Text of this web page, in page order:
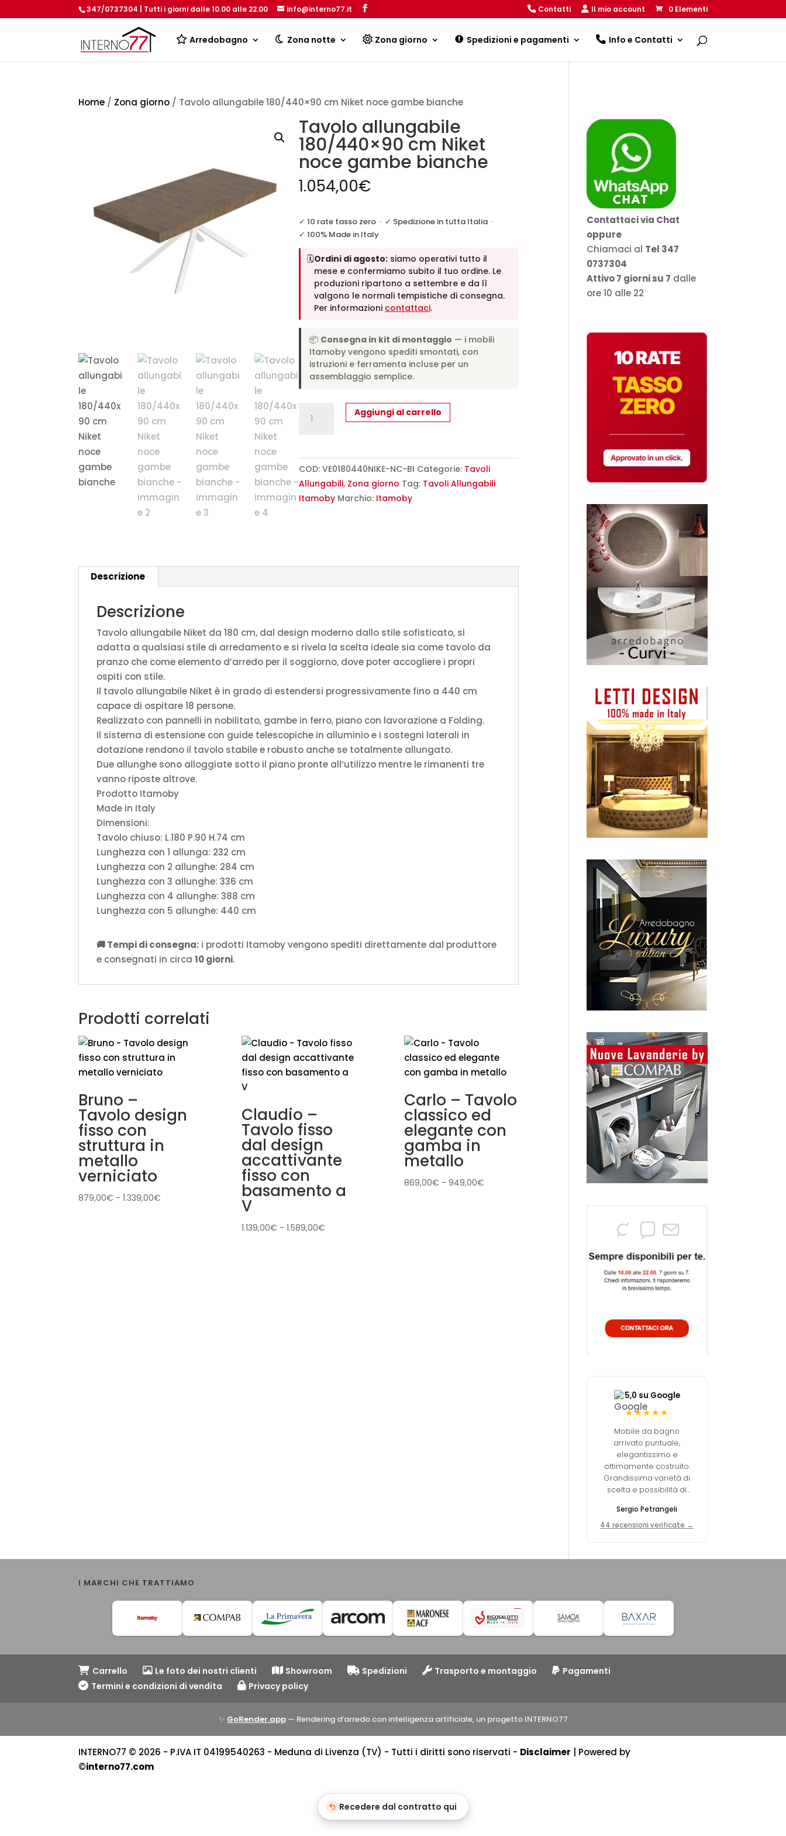
347/0737304 | Tutti i giorni dalle 10.00 alle 22.00 info@interno77.it Contatti Il mio account 0 Elementi
Arredobagno Zona notte Zona giorno Spedizioni e pagamenti Info e Contatti
Products
Home / Zona giorno / Tavolo allungabile 180/440×90 cm Niket noce gambe bianche
Tavolo allungabile
180/440×90 cm Niket
noce gambe bianche
1.054,00€
✓ 10 rate tasso zero· ✓ Spedizione in tutta Italia·
✓ 100% Made in Italy
🗓️Ordini di agosto:siamo operativi tutto il
mese e confermiamo subito il tuo ordine. Le
produzioni ripartono a settembre e da lì
valgono le normali tempistiche di consegna.
Per informazioni contattaci.
📦 Consegna in kit di montaggio — i mobili
Itamoby vengono spediti smontati, con
istruzioni e ferramenta incluse per un
assemblaggio semplice.
allungabile
Niket
noce
gambe
Aggiungi al carrello
COD: VE0180440NIKE-NC-BI Categorie: Tavoli
Allungabili, Zona giorno Tag: Tavoli Allungabili
Itamoby Marchio: Itamoby
Descrizione
Descrizione
Tavolo allungabile Niket da 180 cm, dal design moderno dallo stile sofisticato, si
adatta a qualsiasi stile di arredamento e si rivela la scelta ideale sia come tavolo da
pranzo che come elemento d’arredo per il soggiorno, dove poter accogliere i propri
ospiti con stile.
Il tavolo allungabile Niket è in grado di estendersi progressivamente fino a 440 cm
capace di ospitare 18 persone.
Realizzato con pannelli in nobilitato, gambe in ferro, piano con lavorazione a Folding.
Il sistema di estensione con guide telescopiche in alluminio e i sostegni laterali in
dotazione rendono il tavolo stabile e robusto anche se totalmente allungato.
Due allunghe sono alloggiate sotto il piano pronte all’utilizzo mentre le rimanenti tre
vanno riposte altrove.
Prodotto Itamoby
Made in Italy
Dimensioni:
Tavolo chiuso: L.180 P.90 H.74 cm
Lunghezza con 1 allunga: 232 cm
Lunghezza con 2 allunghe: 284 cm
Lunghezza con 3 allunghe: 336 cm
Lunghezza con 4 allunghe: 388 cm
Lunghezza con 5 allunghe: 440 cm
🚚 Tempi di consegna: i prodotti Itamoby vengono spediti direttamente dal produttore
e consegnati in circa10 giorni.
Prodotti correlati
Bruno –
Tavolo design
fisso con
struttura in
metallo
verniciato
879,00€ - 1.339,00€
Claudio –
Tavolo fisso
dal design
accattivante
fisso con
basamento a
V
1.139,00€ - 1.589,00€Fascia
Carlo – Tavolo
classico ed
elegante con
gamba in
metallo
869,00€ - 949,00€
Contattaci via Chat
oppure
Chiamaci al Tel 347
0737304
Attivo 7 giorni su 7 dalle
ore 10 alle 22
5,0 su Google
★★★★★
Mobile da bagno
arrivato puntuale,
elegantissimo e
ottimamente costruito.
Grandissima varietà di
scelta e possibilità di
dei materiali è
decisamente elevata.
Sergio Petrangeli
44 recensioni verificate →
I MARCHI CHE TRATTIAMO
Carrello Le foto dei nostri clienti Showroom Spedizioni Trasporto e montaggio
Pagamenti
Termini e condizioni di vendita
Privacy policy
✨ GoRender.app— Rendering d’arredo con intelligenza artificiale, un progetto INTERNO77
INTERNO77 © 2026 - P.IVA IT 04199540263 - Meduna di Livenza (TV) - Tutti i diritti sono riservati - Disclaimer | Powered by
©interno77.com
Recedere dal contratto qui